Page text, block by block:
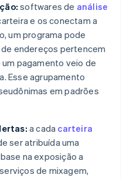
softwares de análise
e os conectam a
um programa pode
endereços pertencem
um pagamento veio de
Esse agrupamento
em padrões
a cada carteira
ser atribuída uma
na exposição a
de mixagem,